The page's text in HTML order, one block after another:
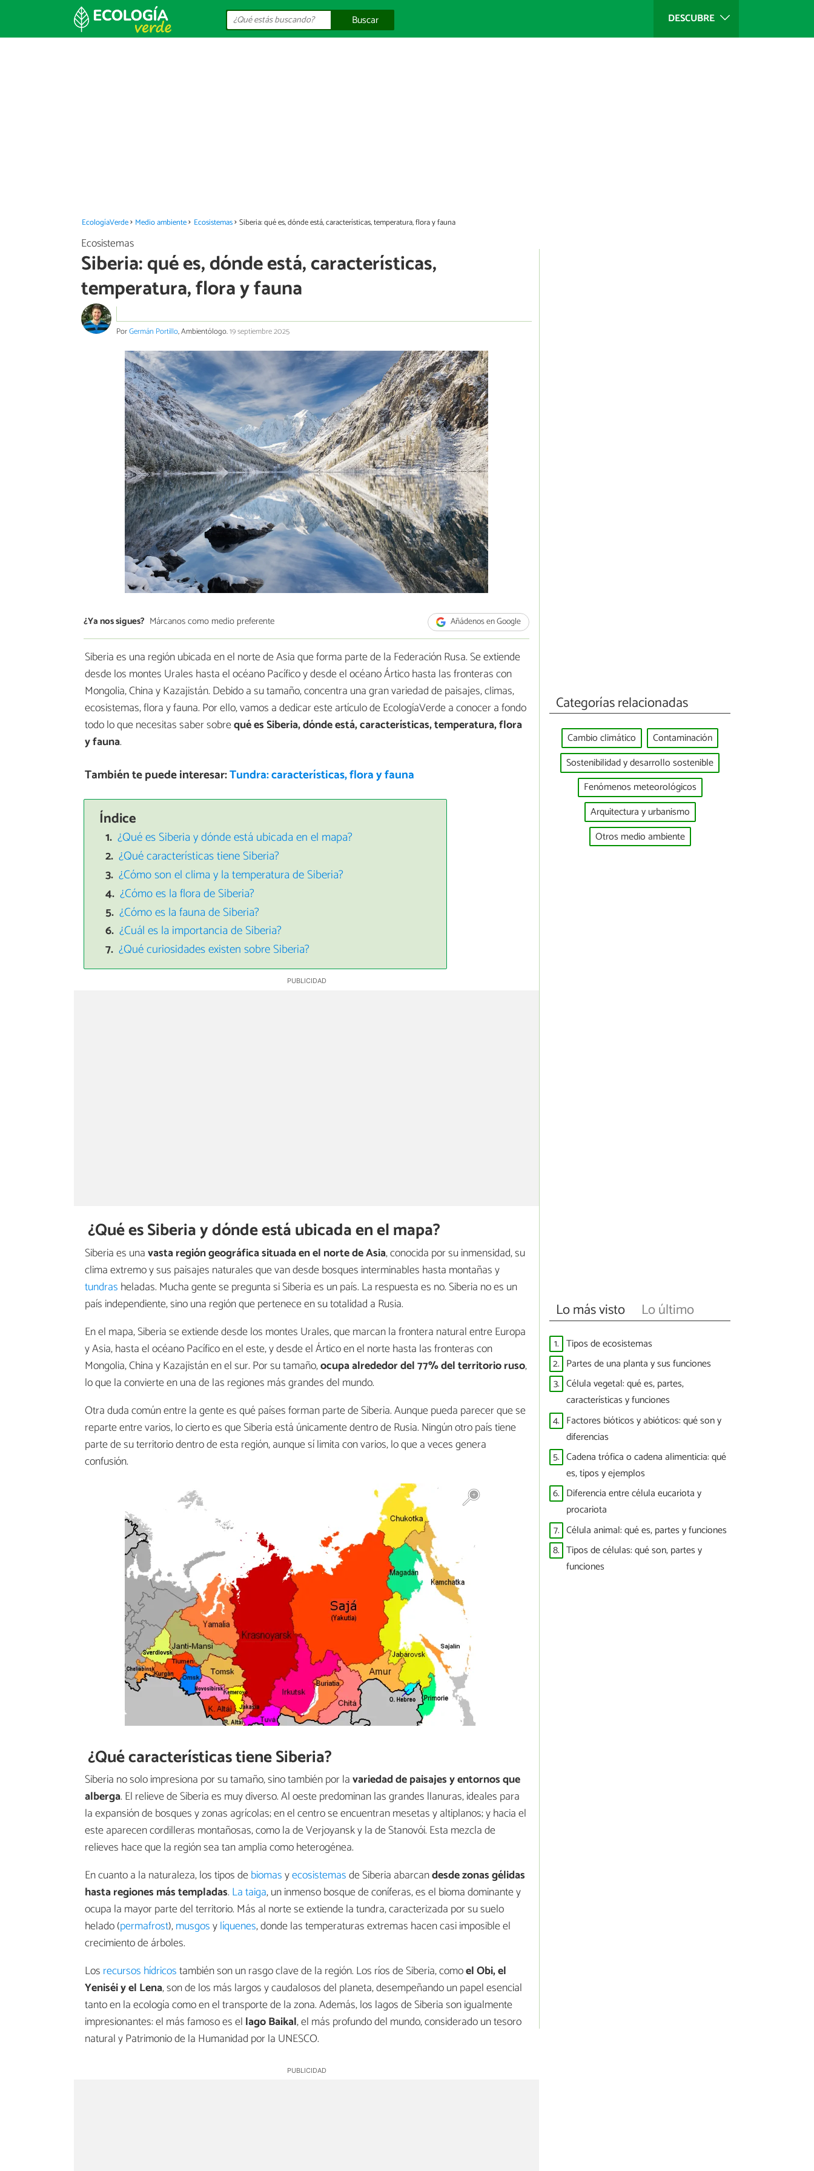
DESCUBRE
Buscar
EcologíaVerde Medio ambiente Ecosistemas Siberia: qué es, dónde está, características, temperatura, flora y fauna
Ecosistemas
Siberia: qué es, dónde está, características,
temperatura, flora y fauna
PorGermán Portillo, Ambientólogo.19 septiembre 2025
¿Ya nos sigues? Márcanos como medio preferente Añádenos en Google
Siberia es una región ubicada en el norte de Asia que forma parte de la Federación Rusa. Se extiende
desde los montes Urales hasta el océano Pacífico y desde el océano Ártico hasta las fronteras con
Mongolia, China y Kazajistán. Debido a su tamaño, concentra una gran variedad de paisajes, climas,
ecosistemas, flora y fauna. Por ello, vamos a dedicar este artículo de EcologíaVerde a conocer a fondo
todo lo que necesitas saber sobrequé es Siberia, dónde está, características, temperatura, flora
y fauna.
También te puede interesar:Tundra: características, flora y fauna
Índice
¿Qué es Siberia y dónde está ubicada en el mapa?
¿Qué características tiene Siberia?
¿Cómo son el clima y la temperatura de Siberia?
¿Cómo es la flora de Siberia?
¿Cómo es la fauna de Siberia?
¿Cuál es la importancia de Siberia?
¿Qué curiosidades existen sobre Siberia?
¿Qué es Siberia y dónde está ubicada en el mapa?
Siberia es unavasta región geográfica situada en el norte de Asia, conocida por su inmensidad, su
clima extremo y sus paisajes naturales que van desde bosques interminables hasta montañas y
tundras heladas. Mucha gente se pregunta si Siberia es un país. La respuesta es no. Siberia no es un
país independiente, sino una región que pertenece en su totalidad a Rusia.
En el mapa, Siberia se extiende desde los montes Urales, que marcan la frontera natural entre Europa
y Asia, hasta el océano Pacífico en el este, y desde el Ártico en el norte hasta las fronteras con
Mongolia, China y Kazajistán en el sur. Por su tamaño,ocupa alrededor del 77% del territorio ruso,
lo que la convierte en una de las regiones más grandes del mundo.
Otra duda común entre la gente es qué países forman parte de Siberia. Aunque pueda parecer que se
reparte entre varios, lo cierto es que Siberia está únicamente dentro de Rusia. Ningún otro país tiene
parte de su territorio dentro de esta región, aunque sí limita con varios, lo que a veces genera
confusión.
¿Qué características tiene Siberia?
Siberia no solo impresiona por su tamaño, sino también por lavariedad de paisajes y entornos que
alberga. El relieve de Siberia es muy diverso. Al oeste predominan las grandes llanuras, ideales para
la expansión de bosques y zonas agrícolas; en el centro se encuentran mesetas y altiplanos; y hacia el
este aparecen cordilleras montañosas, como la de Verjoyansk y la de Stanovói. Esta mezcla de
relieves hace que la región sea tan amplia como heterogénea.
En cuanto a la naturaleza, los tipos debiomasyecosistemasde Siberia abarcandesde zonas gélidas
hasta regiones más templadas. La taiga, un inmenso bosque de coníferas, es el bioma dominante y
ocupa la mayor parte del territorio. Más al norte se extiende la tundra, caracterizada por su suelo
helado (permafrost),musgosylíquenes, donde las temperaturas extremas hacen casi imposible el
crecimiento de árboles.
Los recursos hídricostambién son un rasgo clave de la región. Los ríos de Siberia, comoel Obi, el
Yeniséi y el Lena, son de los más largos y caudalosos del planeta, desempeñando un papel esencial
tanto en la ecología como en el transporte de la zona. Además, los lagos de Siberia son igualmente
impresionantes: el más famoso es el lago Baikal, el más profundo del mundo, considerado un tesoro
natural y Patrimonio de la Humanidad por la UNESCO.
Categorías relacionadas
Cambio climático
Contaminación
Sostenibilidad y desarrollo sostenible
Fenómenos meteorológicos
Arquitectura y urbanismo
Otros medio ambiente
Lo más visto Lo último
1. Tipos de ecosistemas
2. Partes de una planta y sus funciones
3. Célula vegetal: qué es, partes,
características y funciones
4. Factores bióticos y abióticos: qué son y
diferencias
5. Cadena trófica o cadena alimenticia: qué
es, tipos y ejemplos
6. Diferencia entre célula eucariota y
procariota
7. Célula animal: qué es, partes y funciones
8. Tipos de células: qué son, partes y
funciones